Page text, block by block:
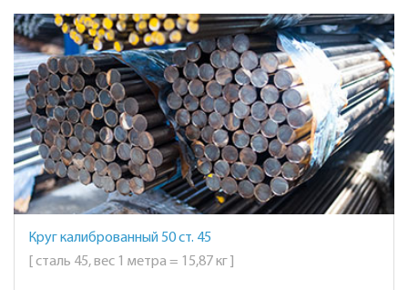
Круг калиброванный 50 ст. 45
[ сталь 45, вес 1 метра = 15,87 кг ]